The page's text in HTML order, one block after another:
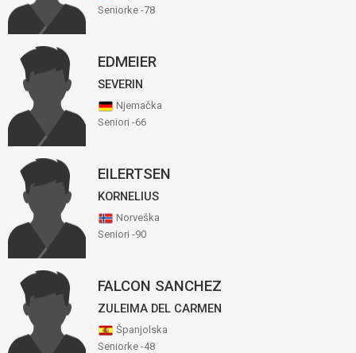
Seniorke -78
EDMEIER
SEVERIN
Njemačka
Seniori -66
EILERTSEN
KORNELIUS
Norveška
Seniori -90
FALCON SANCHEZ
ZULEIMA DEL CARMEN
Španjolska
Seniorke -48